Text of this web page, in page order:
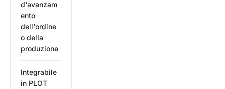
d'avanzam
ento
dell'ordine
o della
produzione
Integrabile
in PLOT